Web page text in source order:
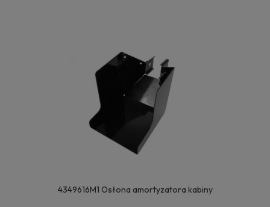
4349616M1 Osłona amortyzatora kabiny